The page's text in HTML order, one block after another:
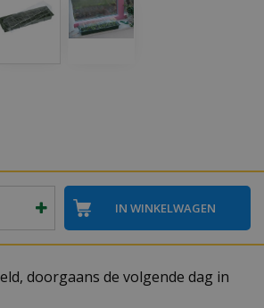
doorgaans de volgende dag in